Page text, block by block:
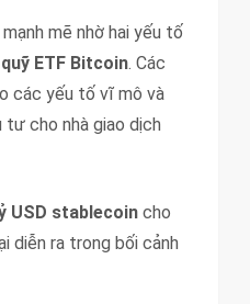
mẽ nhờ hai yếu tố
ETF Bitcoin. Các
các yếu tố vĩ mô và
cho nhà giao dịch
USD stablecoin cho
diễn ra trong bối cảnh